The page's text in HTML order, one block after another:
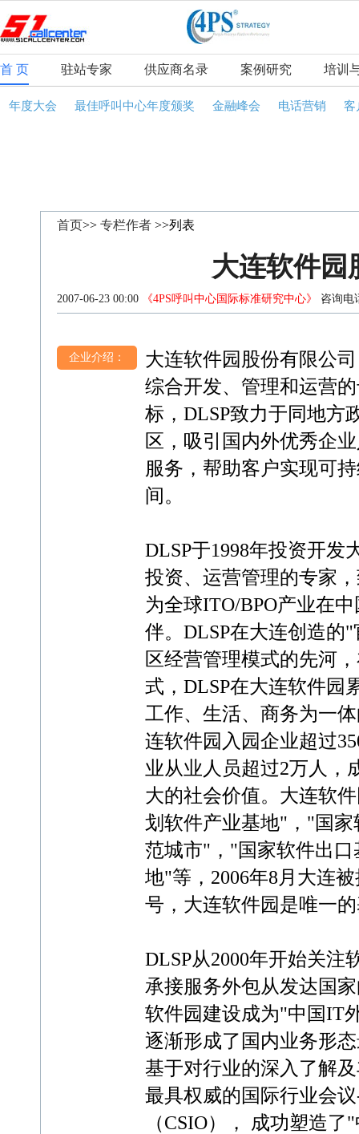
首 页 驻站专家 供应商名录 案例研究 培训
年度大会 最佳呼叫中心年度颁奖 金融峰会 电话营销 客
首页>> 专栏作者 >>列表
大连软件园
2007-06-23 00:00 《4PS呼叫中心国际标准研究中心》 咨询电
企业介绍：
大连软件园股份有限公
综合开发、管理和运营
标，DLSP致力于同地方
区，吸引国内外优秀企
服务，帮助客户实现可
间。
DLSP于1998年投资开发
投资、运营管理的专家
为全球ITO/BPO产业在
伴。DLSP在大连创造的
区经营管理模式的先河
式，DLSP在大连软件园
工作、生活、商务为一
连软件园入园企业超过
业从业人员超过2万人，
大的社会价值。大连软
划软件产业基地"，"国
范城市"，"国家软件出
地"等，2006年8月大连
号，大连软件园是唯一
DLSP从2000年开始关注
承接服务外包从发达国
软件园建设成为"中国IT
逐渐形成了国内业务形
基于对行业的深入了解
最具权威的国际行业会
（CSIO）， 成功塑造